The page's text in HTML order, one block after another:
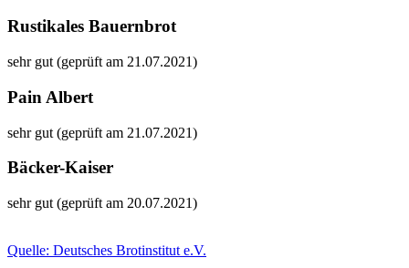
Rustikales Bauernbrot
sehr gut (geprüft am 21.07.2021)
Pain Albert
sehr gut (geprüft am 21.07.2021)
Bäcker-Kaiser
sehr gut (geprüft am 20.07.2021)
Quelle: Deutsches Brotinstitut e.V.